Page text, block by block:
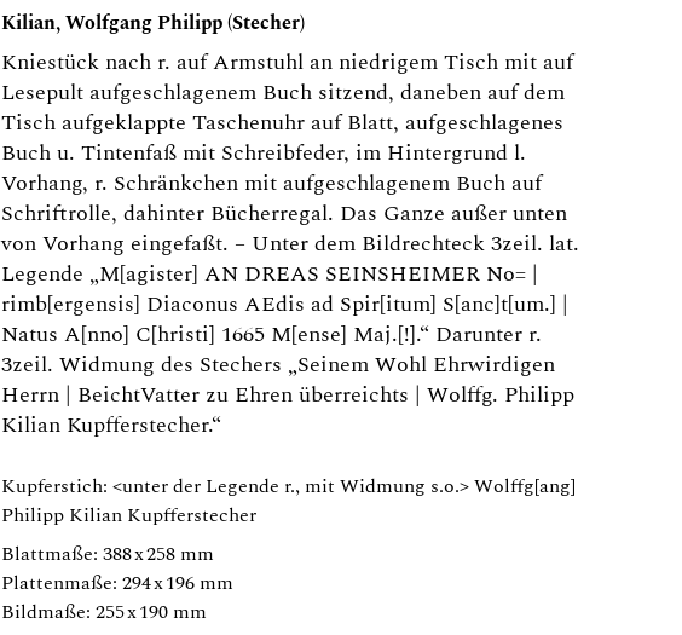
Kilian, Wolfgang Philipp (Stecher)
Kniestück nach r. auf Armstuhl an niedrigem Tisch mit auf
Lesepult aufgeschlagenem Buch sitzend, daneben auf dem
Tisch aufgeklappte Taschenuhr auf Blatt, aufgeschlagenes
Buch u. Tintenfaß mit Schreibfeder, im Hintergrund l.
Vorhang, r. Schränkchen mit aufgeschlagenem Buch auf
Schriftrolle, dahinter Bücherregal. Das Ganze außer unten
von Vorhang eingefaßt. – Unter dem Bildrechteck 3zeil. lat.
Legende „M[agister] AN DREAS SEINSHEIMER No= |
rimb[ergensis] Diaconus AEdis ad Spir[itum] S[anc]t[um.] |
Natus A[nno] C[hristi] 1665 M[ense] Maj.[!].“ Darunter r.
3zeil. Widmung des Stechers „Seinem Wohl Ehrwirdigen
Herrn | BeichtVatter zu Ehren überreichts | Wolffg. Philipp
Kilian Kupfferstecher.“
Kupferstich: <unter der Legende r., mit Widmung s.o.> Wolffg[ang]
Philipp Kilian Kupfferstecher
Blattmaße: 388 x 258 mm
Plattenmaße: 294 x 196 mm
Bildmaße: 255 x 190 mm